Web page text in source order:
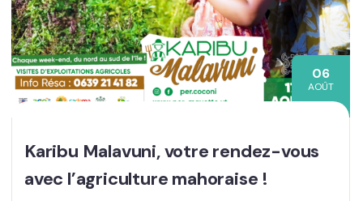
06
AOÛT
Karibu Malavuni, votre rendez-vous
avec l’agriculture mahoraise !